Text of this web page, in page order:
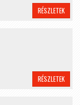
RÉSZLETEK
RÉSZLETEK